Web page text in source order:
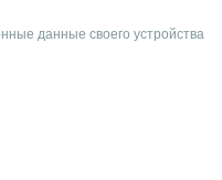
данные своего устройства